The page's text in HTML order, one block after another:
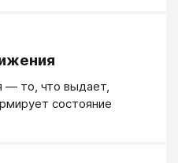
— то, что выдает,
состояние